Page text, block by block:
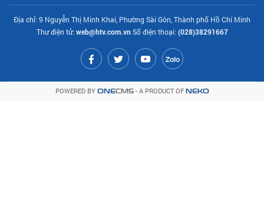
Địa chỉ: 9 Nguyễn Thị Minh Khai, Phường Sài Gòn, Thành phố Hồ Chí Minh
Thư điện tử: web@htv.com.vnSố điện thoại: (028)38291667
POWERED BY ONECMS- A PRODUCT OF NEKO